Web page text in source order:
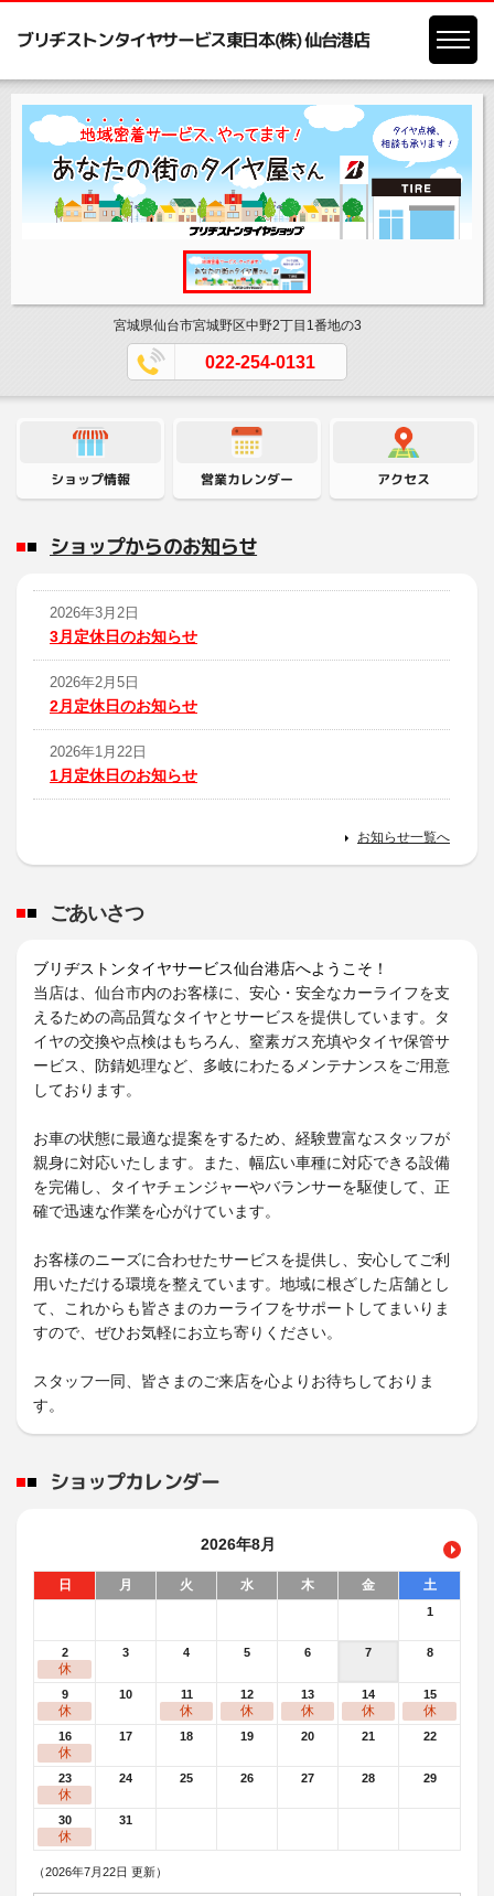
ブリヂストンタイヤサービス東日本(株) 仙台港店
宮城県仙台市宮城野区中野2丁目1番地の3
022-254-0131
ショップ情報 営業カレンダー アクセス
ショップからのお知らせ
2026年3月2日
3月定休日のお知らせ
2026年2月5日
2月定休日のお知らせ
2026年1月22日
1月定休日のお知らせ
11月定休日のお知らせ
2025年9月24日
10月定休日のお知らせ
お知らせ一覧へ
ごあいさつ
ブリヂストンタイヤサービス仙台港店へようこそ！
当店は、仙台市内のお客様に、安心・安全なカーライフを支
えるための高品質なタイヤとサービスを提供しています。タ
イヤの交換や点検はもちろん、窒素ガス充填やタイヤ保管サ
ービス、防錆処理など、多岐にわたるメンテナンスをご用意
しております。
お車の状態に最適な提案をするため、経験豊富なスタッフが
親身に対応いたします。また、幅広い車種に対応できる設備
を完備し、タイヤチェンジャーやバランサーを駆使して、正
確で迅速な作業を心がけています。
お客様のニーズに合わせたサービスを提供し、安心してご利
用いただける環境を整えています。地域に根ざした店舗とし
て、これからも皆さまのカーライフをサポートしてまいりま
すので、ぜひお気軽にお立ち寄りください。
スタッフ一同、皆さまのご来店を心よりお待ちしておりま
す。
ショップカレンダー
2026年8月
日 月 火 水 木 金 土
1
2
休
3 4 5 6 7 8
9
休
10 11
休
12
休
13
休
14
休
15
休
16
休
17 18 19 20 21 22
23
休
24 25 26 27 28 29
30
休
31
（2026年7月22日 更新）